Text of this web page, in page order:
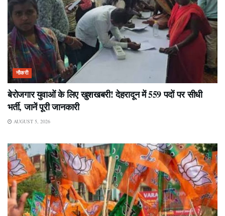
नौकरी
बेरोजगार युवाओं के लिए खुशखबरी! देहरादून में 559 पदों पर सीधी
भर्ती, जानें पूरी जानकारी
AUGUST 5, 2026